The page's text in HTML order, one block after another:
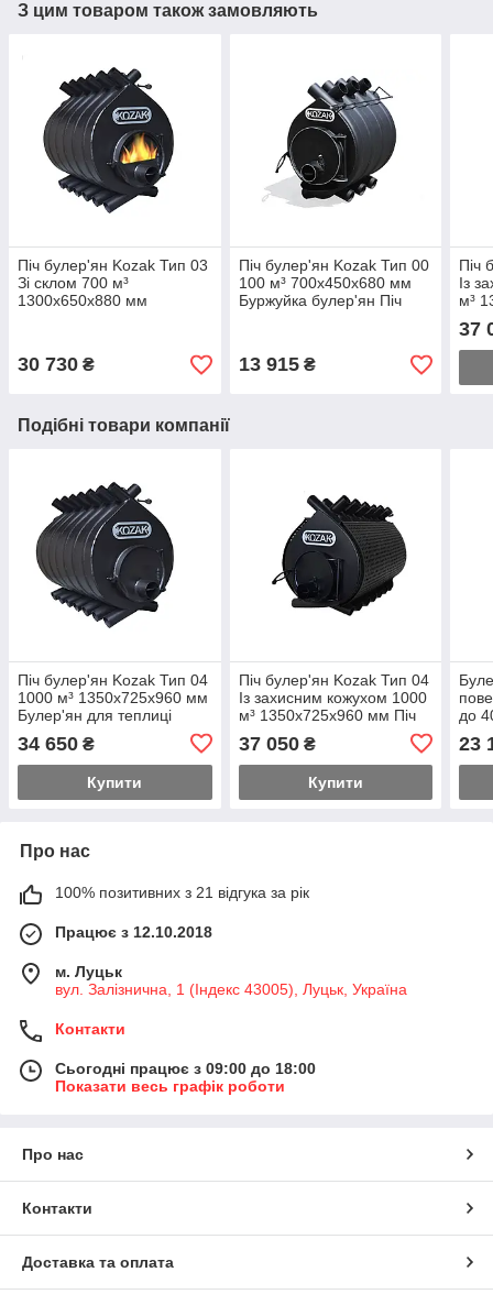
З цим товаром також замовляють
Піч булер'ян Kozak Тип 03
Зі склом 700 м³
1300х650х880 мм
30 730 ₴
Піч булер'ян Kozak Тип 00
100 м³ 700х450х680 мм
Буржуйка булер'ян Піч
13 915₴
Піч
Із
м³
37
Подібні товари компанії
Піч булер'ян Kozak Тип 04
1000 м³ 1350х725х960 мм
Булер'ян для теплиці
квадратів
34 650 ₴
Купити
Піч булер'ян Kozak Тип 04
Із захисним кожухом 1000
м³ 1350х725х960 мм Піч
Буржуйка булер'ян
37 050₴
Купити
до
23
Про нас
100% позитивних з 21 відгука за рік
Працює з 12.10.2018
м. Луцьк
вул. Залізнична, 1 (Індекс 43005), Луцьк, Україна
Контакти
Сьогодні працює з 09:00 до 18:00
Показати весь графік роботи
Про нас
Контакти
Доставка та оплата